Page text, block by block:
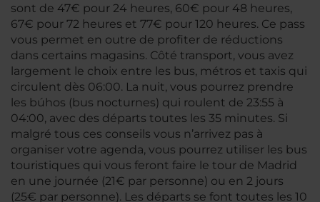
sont de 47€ pour 24 heures, 60€ pour 48 heures,
67€ pour 72 heures et 77€ pour 120 heures. Ce pass
vous permet en outre de profiter de réductions
dans certains magasins. Côté transport, vous avez
largement le choix entre les bus, métros et taxis qui
circulent dès 06:00. La nuit, vous pourrez prendre
les búhos (bus nocturnes) qui roulent de 23:55 à
04:00, avec des départs toutes les 35 minutes. Si
malgré tous ces conseils vous n’arrivez pas à
organiser votre agenda, vous pourrez utiliser les bus
touristiques qui vous feront faire le tour de Madrid
en une journée (21€ par personne) ou en 2 jours
(25€ par personne). Les départs se font toutes les 10